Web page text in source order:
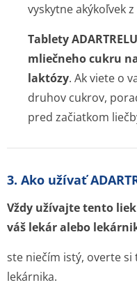
vyskytne akýkoľvek
Tablety
mliečneho cukru
laktózy. Ak viete o
druhov cukrov,
pred začiatkom
3. Ako užívať
Vždy užívajte tento
váš lekár alebo
ste niečím istý, overte
lekárnika.